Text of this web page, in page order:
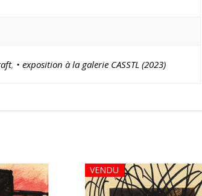
, • exposition à la galerie CASSTL (2023)
VENDU